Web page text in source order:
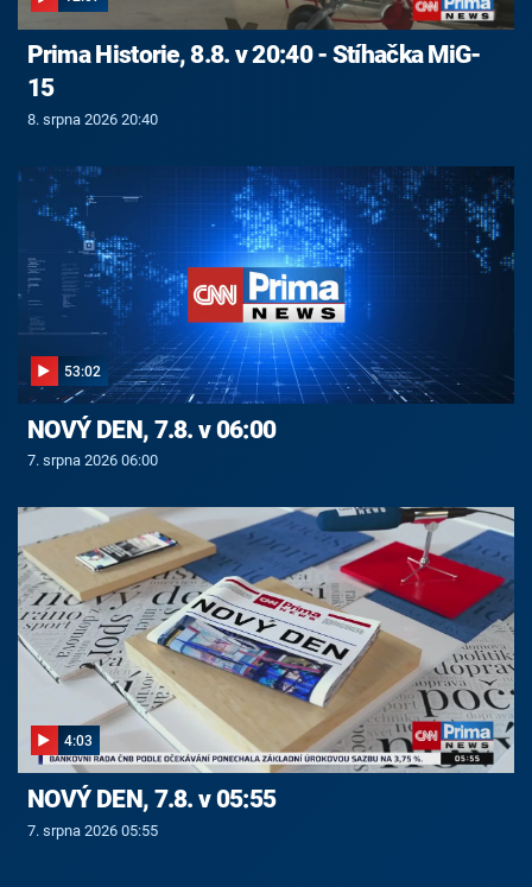
Prima Historie, 8.8. v 20:40 - Stíhačka MiG-
15
8. srpna 2026 20:40
53:02
NOVÝ DEN, 7.8. v 06:00
7. srpna 2026 06:00
4:03
NOVÝ DEN, 7.8. v 05:55
7. srpna 2026 05:55